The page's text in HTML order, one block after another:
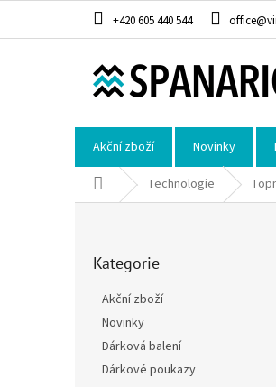
+420 605 440 544
Akční zboží Novinky
Domů Technologie
Kategorie
Akční zboží
Novinky
Dárková balení
Dárkové poukazy